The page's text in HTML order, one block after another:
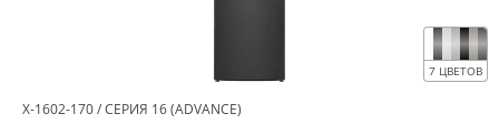
7 ЦВЕТОВ
Х-1602-170 / СЕРИЯ 16 (ADVANCE)